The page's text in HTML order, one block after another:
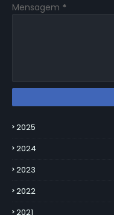
Mensagem *
2025
2024
2023
2022
2021